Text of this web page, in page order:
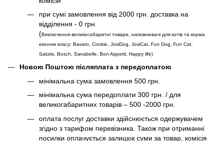
при сумі замовлення від 2000 грн. доставка на
відділення - 0 грн.
(Виключення великогабаритні товари, наповнювачі для котів та корма
економ класу: Bavaro, Cookie, JosiDog, JosiCat, Fun Dog, Fun Cat,
Salutis, Bosch, Sanabelle, Bon Appetit, Happy life)
Новою Поштою післяплата з передоплатою
мінімальна сума замовлення 500 грн.
мінімальна сума передоплати 300 грн. / для
великогабаритних товарів – 500 -2000 грн.
оплата послуг доставки здійснюється одержувачем
згідно з тарифом перевізника. Також при отриманні
посилки оплачується залишок суми за товар, комісія